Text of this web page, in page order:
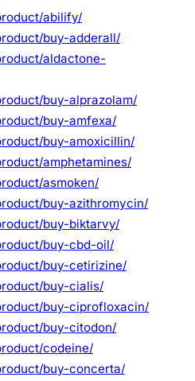
abilify/
buy-adderall/
aldactone-
buy-alprazolam/
buy-amfexa/
buy-amoxicillin/
amphetamines/
asmoken/
buy-azithromycin/
buy-biktarvy/
buy-cbd-oil/
buy-cetirizine/
buy-cialis/
buy-ciprofloxacin/
buy-citodon/
codeine/
buy-concerta/